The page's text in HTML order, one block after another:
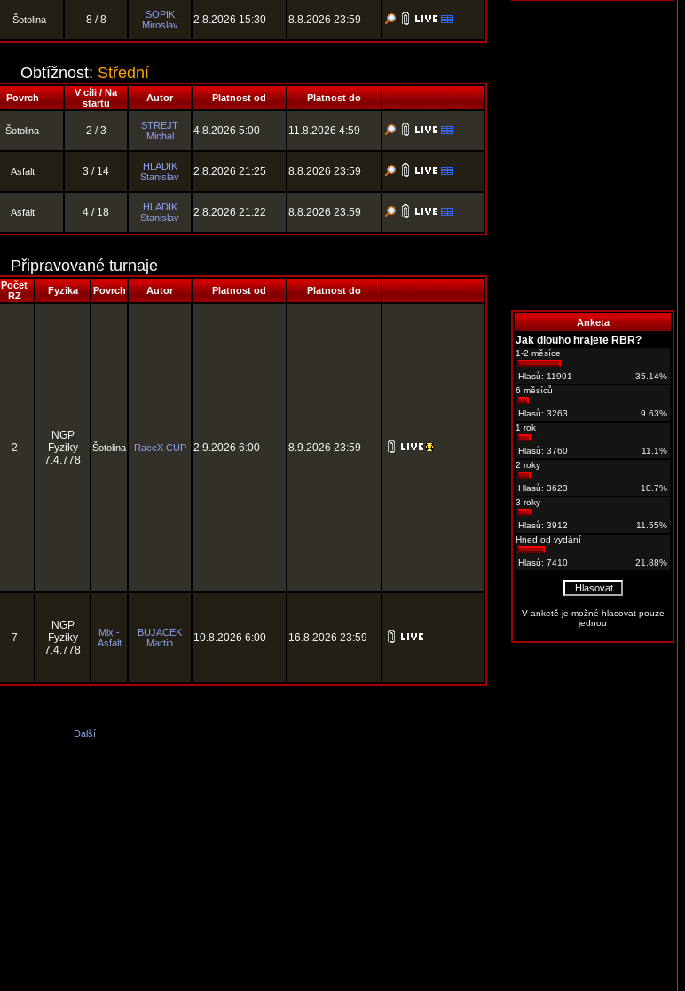
Anketa
Jak dlouho hrajete RBR?
1-2 měsíce
Hlasů: 11901
35.14%
6 měsíců
Hlasů: 3263
9.63%
1 rok
Hlasů: 3760
11.1%
2 roky
Hlasů: 3623
10.7%
3 roky
Hlasů: 3912
11.55%
Hned od vydání
Hlasů: 7410 21.88%
V anketě je možné hlasovat pouze
jednou
Šotolina 8 / 8
SOPIK
Miroslav
2.8.2026 15:30 8.8.2026 23:59
Obtížnost: Střední
Povrch
V cíli / Na
startu
Autor Platnost od Platnost do
Šotolina 2 / 3
STREJT
Michal
4.8.2026 5:00 11.8.2026 4:59
Asfalt 3 / 14
HLADIK
Stanislav
2.8.2026 21:25 8.8.2026 23:59
Asfalt 4 / 18
HLADIK
Stanislav
2.8.2026 21:22 8.8.2026 23:59
Připravované turnaje
Počet
RZ
Fyzika Povrch Autor Platnost od Platnost do
2
NGP
Fyziky
7.4.778
Šotolina RaceX CUP 2.9.2026 6:00 8.9.2026 23:59
7
NGP
Fyziky
7.4.778
Mix -
Asfalt
BUJACEK
Martin
10.8.2026 6:00 16.8.2026 23:59
Další